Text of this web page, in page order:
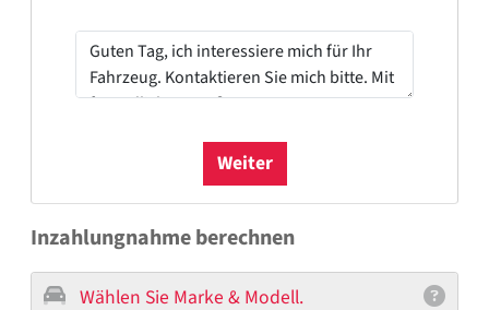
Weiter
Inzahlungnahme berechnen
Wählen Sie Marke & Modell.